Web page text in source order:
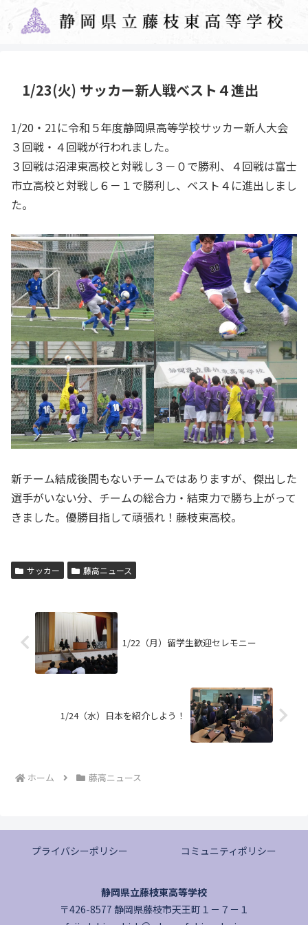
1/23(火) サッカー新人戦ベスト４進出
1/20・21に令和５年度静岡県高等学校サッカー新人大会
３回戦・４回戦が行われました。
３回戦は沼津東高校と対戦し３－０で勝利、４回戦は富士
市立高校と対戦し６－１で勝利し、ベスト４に進出しまし
た。
新チーム結成後間もないチームではありますが、傑出した
選手がいない分、チームの総合力・結束力で勝ち上がって
きました。優勝目指して頑張れ！藤枝東高校。
サッカー 藤高ニュース
1/22（月）留学生歓迎セレモニー
1/24（水）日本を紹介しよう！
ホーム 藤高ニュース
プライバシーポリシー コミュニティポリシー
静岡県立藤枝東高等学校
〒426-8577 静岡県藤枝市天王町１－７－１